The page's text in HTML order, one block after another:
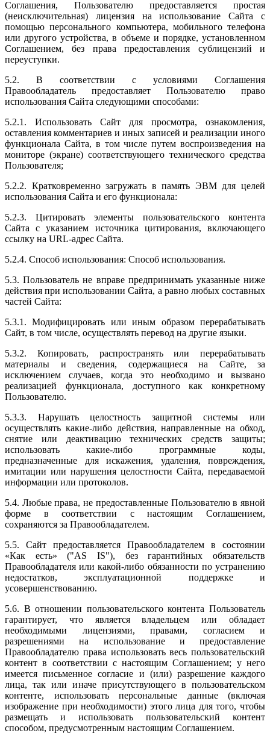
Соглашения, Пользователю предоставляется простая
(неисключительная) лицензия на использование Сайта с
помощью персонального компьютера, мобильного телефона
или другого устройства, в объеме и порядке, установленном
Соглашением, без права предоставления сублицензий и
переуступки.
5.2. В соответствии с условиями Соглашения
Правообладатель предоставляет Пользователю право
использования Сайта следующими способами:
5.2.1. Использовать Сайт для просмотра, ознакомления,
оставления комментариев и иных записей и реализации иного
функционала Сайта, в том числе путем воспроизведения на
мониторе (экране) соответствующего технического средства
Пользователя;
5.2.2. Кратковременно загружать в память ЭВМ для целей
использования Сайта и его функционала:
5.2.3. Цитировать элементы пользовательского контента
Сайта с указанием источника цитирования, включающего
ссылку на URL-адрес Сайта.
5.2.4. Способ использования: Способ использования.
5.3. Пользователь не вправе предпринимать указанные ниже
действия при использовании Сайта, а равно любых составных
частей Сайта:
5.3.1. Модифицировать или иным образом перерабатывать
Сайт, в том числе, осуществлять перевод на другие языки.
5.3.2. Копировать, распространять или перерабатывать
материалы и сведения, содержащиеся на Сайте, за
исключением случаев, когда это необходимо и вызвано
реализацией функционала, доступного как конкретному
Пользователю.
5.3.3. Нарушать целостность защитной системы или
осуществлять какие-либо действия, направленные на обход,
снятие или деактивацию технических средств защиты;
использовать какие-либо программные коды,
предназначенные для искажения, удаления, повреждения,
имитации или нарушения целостности Сайта, передаваемой
информации или протоколов.
5.4. Любые права, не предоставленные Пользователю в явной
форме в соответствии с настоящим Соглашением,
сохраняются за Правообладателем.
5.5. Сайт предоставляется Правообладателем в состоянии
«Как есть» ("AS IS"), без гарантийных обязательств
Правообладателя или какой-либо обязанности по устранению
недостатков, эксплуатационной поддержке и
усовершенствованию.
5.6. В отношении пользовательского контента Пользователь
гарантирует, что является владельцем или обладает
необходимыми лицензиями, правами, согласием и
разрешениями на использование и предоставление
Правообладателю права использовать весь пользовательский
контент в соответствии с настоящим Соглашением; у него
имеется письменное согласие и (или) разрешение каждого
лица, так или иначе присутствующего в пользовательском
контенте, использовать персональные данные (включая
изображение при необходимости) этого лица для того, чтобы
размещать и использовать пользовательский контент
способом, предусмотренным настоящим Соглашением.